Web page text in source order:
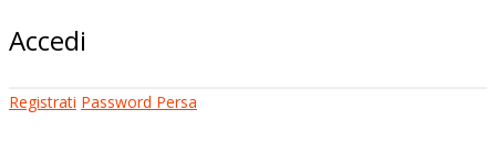
Accedi
Registrati Password Persa